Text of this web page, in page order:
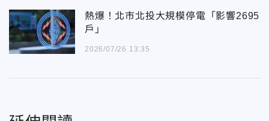
熱爆！北市北投大規模停電「影響2695
戶」
2026/07/26 13:35